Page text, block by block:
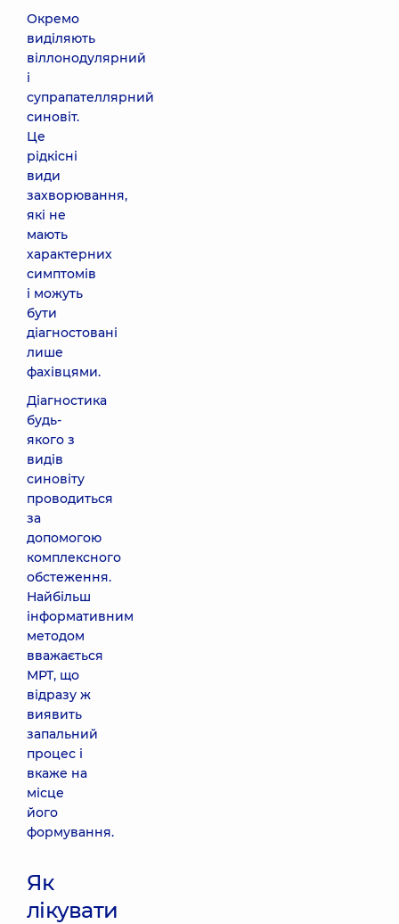
Окремо
виділяють
віллонодулярний
і
супрапателлярний
синовіт.
Це
рідкісні
види
захворювання,
які не
мають
характерних
симптомів
і можуть
бути
діагностовані
лише
фахівцями.
Діагностика
будь-
якого з
видів
синовіту
проводиться
за
допомогою
комплексного
обстеження.
Найбільш
інформативним
методом
вважається
МРТ, що
відразу ж
виявить
запальний
процес і
вкаже на
місце
його
формування.
Як
лікувати